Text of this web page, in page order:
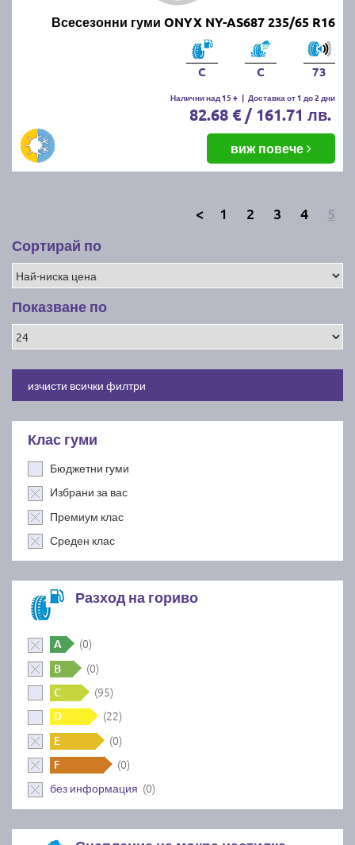
Всесезонни гуми ONYX NY-AS687 235/65 R16
C C 73
Налични над 15 + | Доставка от 1 до 2 дни
82.68 € / 161.71 лв.
виж повече
< 1 2 3 4
5
Сортирай по
Показване по
изчисти всички филтри
Клас гуми
Бюджетни гуми
Избрани за вас
Премиум клас
Среден клас
Разход на гориво
A (0)
B (0)
C (95)
D (22)
E (0)
F (0)
без информация (0)